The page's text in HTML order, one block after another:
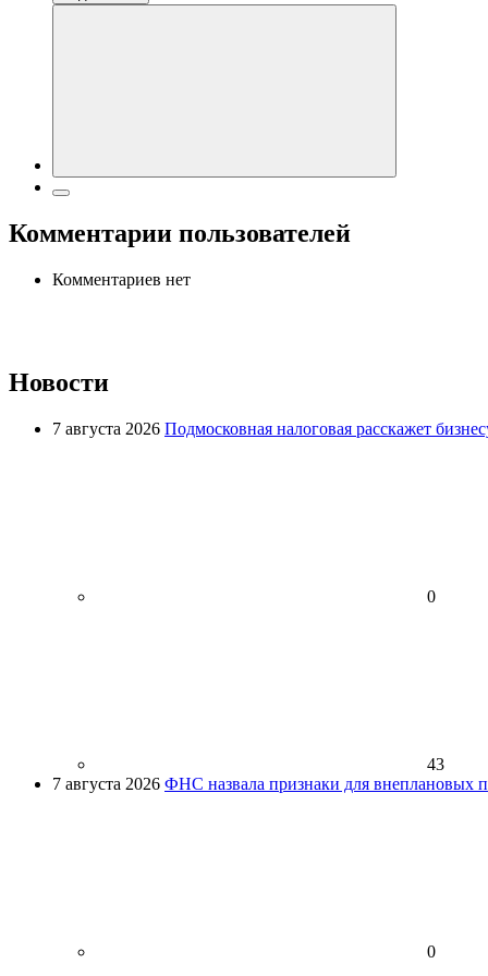
Комментарии пользователей
Комментариев нет
Новости
7 августа 2026 Подмосковная налоговая расскажет
0
43
7 августа 2026 ФНС назвала признаки для внеплановых
0